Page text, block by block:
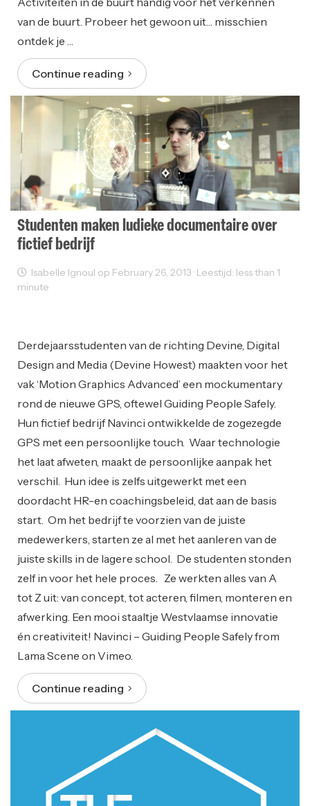
van de buurt. Probeer het gewoon uit… misschien
ontdek je …
Continue reading
Studenten maken ludieke documentaire over
fictief bedrijf
Isabelle Ignoul op February 26, 2013 · Leestijd: less than 1
minute
Derdejaarsstudenten van de richting Devine, Digital
Design and Media (Devine Howest) maakten voor het
vak ‘Motion Graphics Advanced’ een mockumentary
rond de nieuwe GPS, oftewel Guiding People Safely.
Hun fictief bedrijf Navinci ontwikkelde de zogezegde
GPS met een persoonlijke touch. Waar technologie
het laat afweten, maakt de persoonlijke aanpak het
verschil. Hun idee is zelfs uitgewerkt met een
doordacht HR-en coachingsbeleid, dat aan de basis
start. Om het bedrijf te voorzien van de juiste
medewerkers, starten ze al met het aanleren van de
juiste skills in de lagere school. De studenten stonden
zelf in voor het hele proces. Ze werkten alles van A
tot Z uit: van concept, tot acteren, filmen, monteren en
afwerking. Een mooi staaltje Westvlaamse innovatie
én creativiteit! Navinci – Guiding People Safely from
Lama Scene on Vimeo.
Continue reading